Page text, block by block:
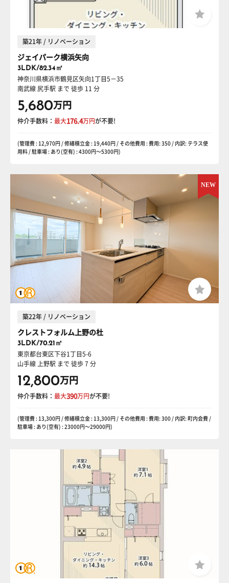
築21年 / リノベーション
ジェイパーク横浜矢向
3LDK/82.34㎡
神奈川県横浜市鶴見区矢向1丁目5－35
南武線 尻手駅 まで 徒歩 11 分
5,680万円
仲介手数料： 最大176.4万円が不要!
(管理費 : 12,970円 / 修繕積立金 : 19,440円 / その他費用 : 費用: 350 / 内訳: テラス使
用料 / 駐車場 : あり(空有) : 4300円〜5300円)
築22年 / リノベーション
クレストフォルム上野の杜
3LDK/70.21㎡
東京都台東区下谷1丁目5-6
山手線 上野駅 まで 徒歩 7 分
12,800万円
仲介手数料： 最大390万円が不要!
(管理費 : 13,300円 / 修繕積立金 : 13,300円 / その他費用 : 費用: 300 / 内訳: 町内会費 /
駐車場 : あり(空有) : 23000円〜29000円)